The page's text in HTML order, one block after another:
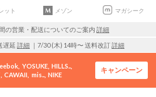
ット メゾン マガシーク
の営業・配送についてのご案内 詳細
遅延 詳細 ｜7/30 (木) 14時〜 送料改訂詳細
YOSUKE HILLS..
CAWAII mis.. NIKE
キャンペーン